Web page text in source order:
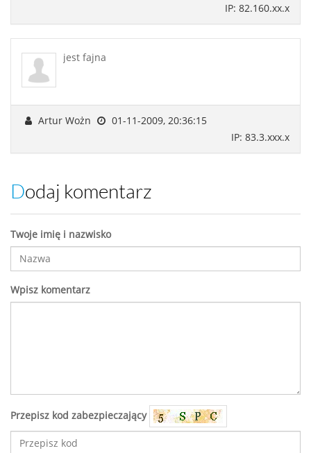
IP: 82.160.xx.x
jest fajna
Artur Wożn
01-11-2009, 20:36:15
IP: 83.3.xxx.x
Dodaj komentarz
Twoje imię i nazwisko
Wpisz komentarz
Przepisz kod zabezpieczający